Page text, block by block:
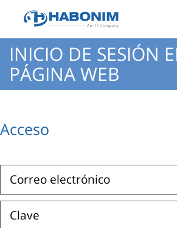
INICIO DE SESIÓN
PÁGINA WEB
Acceso